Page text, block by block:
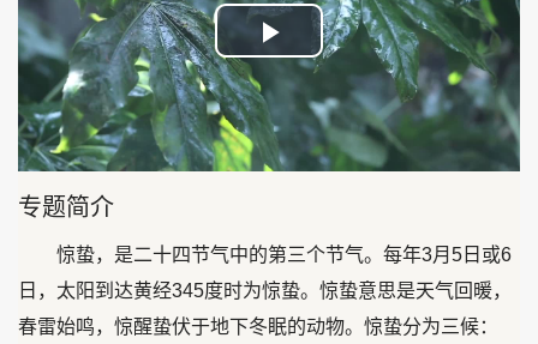
Play
Video
专题简介
惊蛰，是二十四节气中的第三个节气。每年3月5日或6
日，太阳到达黄经345度时为惊蛰。惊蛰意思是天气回暖，
春雷始鸣，惊醒蛰伏于地下冬眠的动物。惊蛰分为三候：